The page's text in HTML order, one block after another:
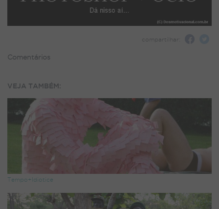
compartilhar:
Comentários
VEJA TAMBÉM:
Tempo+Idiotice